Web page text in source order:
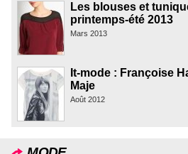
Les blouses et
printemps-été 2013
Mars 2013
It-mode : Françoise
Maje
Août 2012